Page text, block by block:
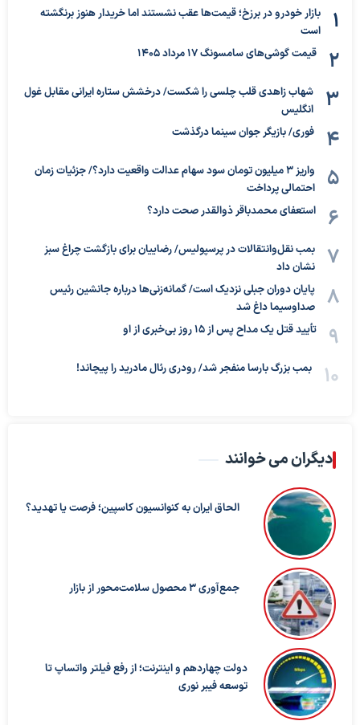
بازار خودرو در برزخ؛ قیمت‌ها عقب نشستند اما خریدار هنوز برنگشته
است
قیمت گوشی‌های سامسونگ 17 مرداد 1405
شهاب زاهدی قلب چلسی را شکست/ درخشش ستاره ایرانی مقابل غول
انگلیس
فوری/ بازیگر جوان سینما درگذشت
واریز ۳ میلیون تومان سود سهام عدالت واقعیت دارد؟/ جزئیات زمان
احتمالی پرداخت
استعفای محمدباقر ذوالقدر صحت دارد؟
بمب نقل‌وانتقالات در پرسپولیس/ رضاییان برای بازگشت چراغ سبز
نشان داد
پایان دوران جبلی نزدیک است/ گمانه‌زنی‌ها درباره جانشین رئیس
صداوسیما داغ شد
تأیید قتل یک مداح پس از ۱۵ روز بی‌خبری از او
بمب بزرگ بارسا منفجر شد/ رودری رئال مادرید را پیچاند!
دیگران می خوانند
الحاق ایران به کنوانسیون کاسپین؛ فرصت یا تهدید؟
جمع‌آوری ۳ محصول سلامت‌محور از بازار
دولت چهاردهم و اینترنت؛ از رفع فیلتر واتساپ تا
توسعه فیبر نوری